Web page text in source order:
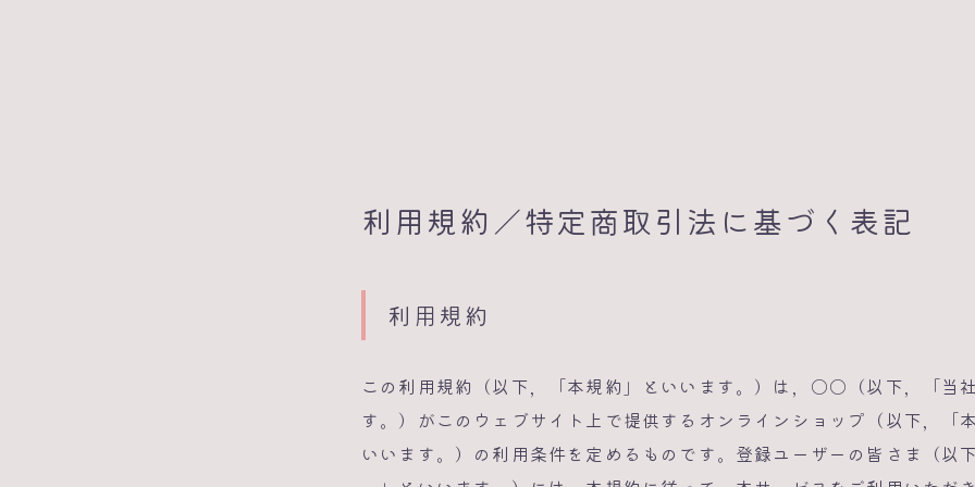
利用規約／特定商取引法に基づく表記
利用規約
この利用規約（以下，「本規約」といいます。）は，〇〇（以下，「当
す。）がこのウェブサイト上で提供するオンラインショップ（以下，「
いいます。）の利用条件を定めるものです。登録ユーザーの皆さま（以